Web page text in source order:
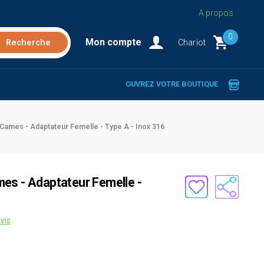
A propos
Mon compte Chariot
0
OUVREZ VOTRE BOUTIQUE
- Adaptateur Femelle - Type A - Inox 316
- Adaptateur Femelle -